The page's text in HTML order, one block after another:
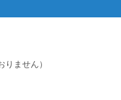
ません）